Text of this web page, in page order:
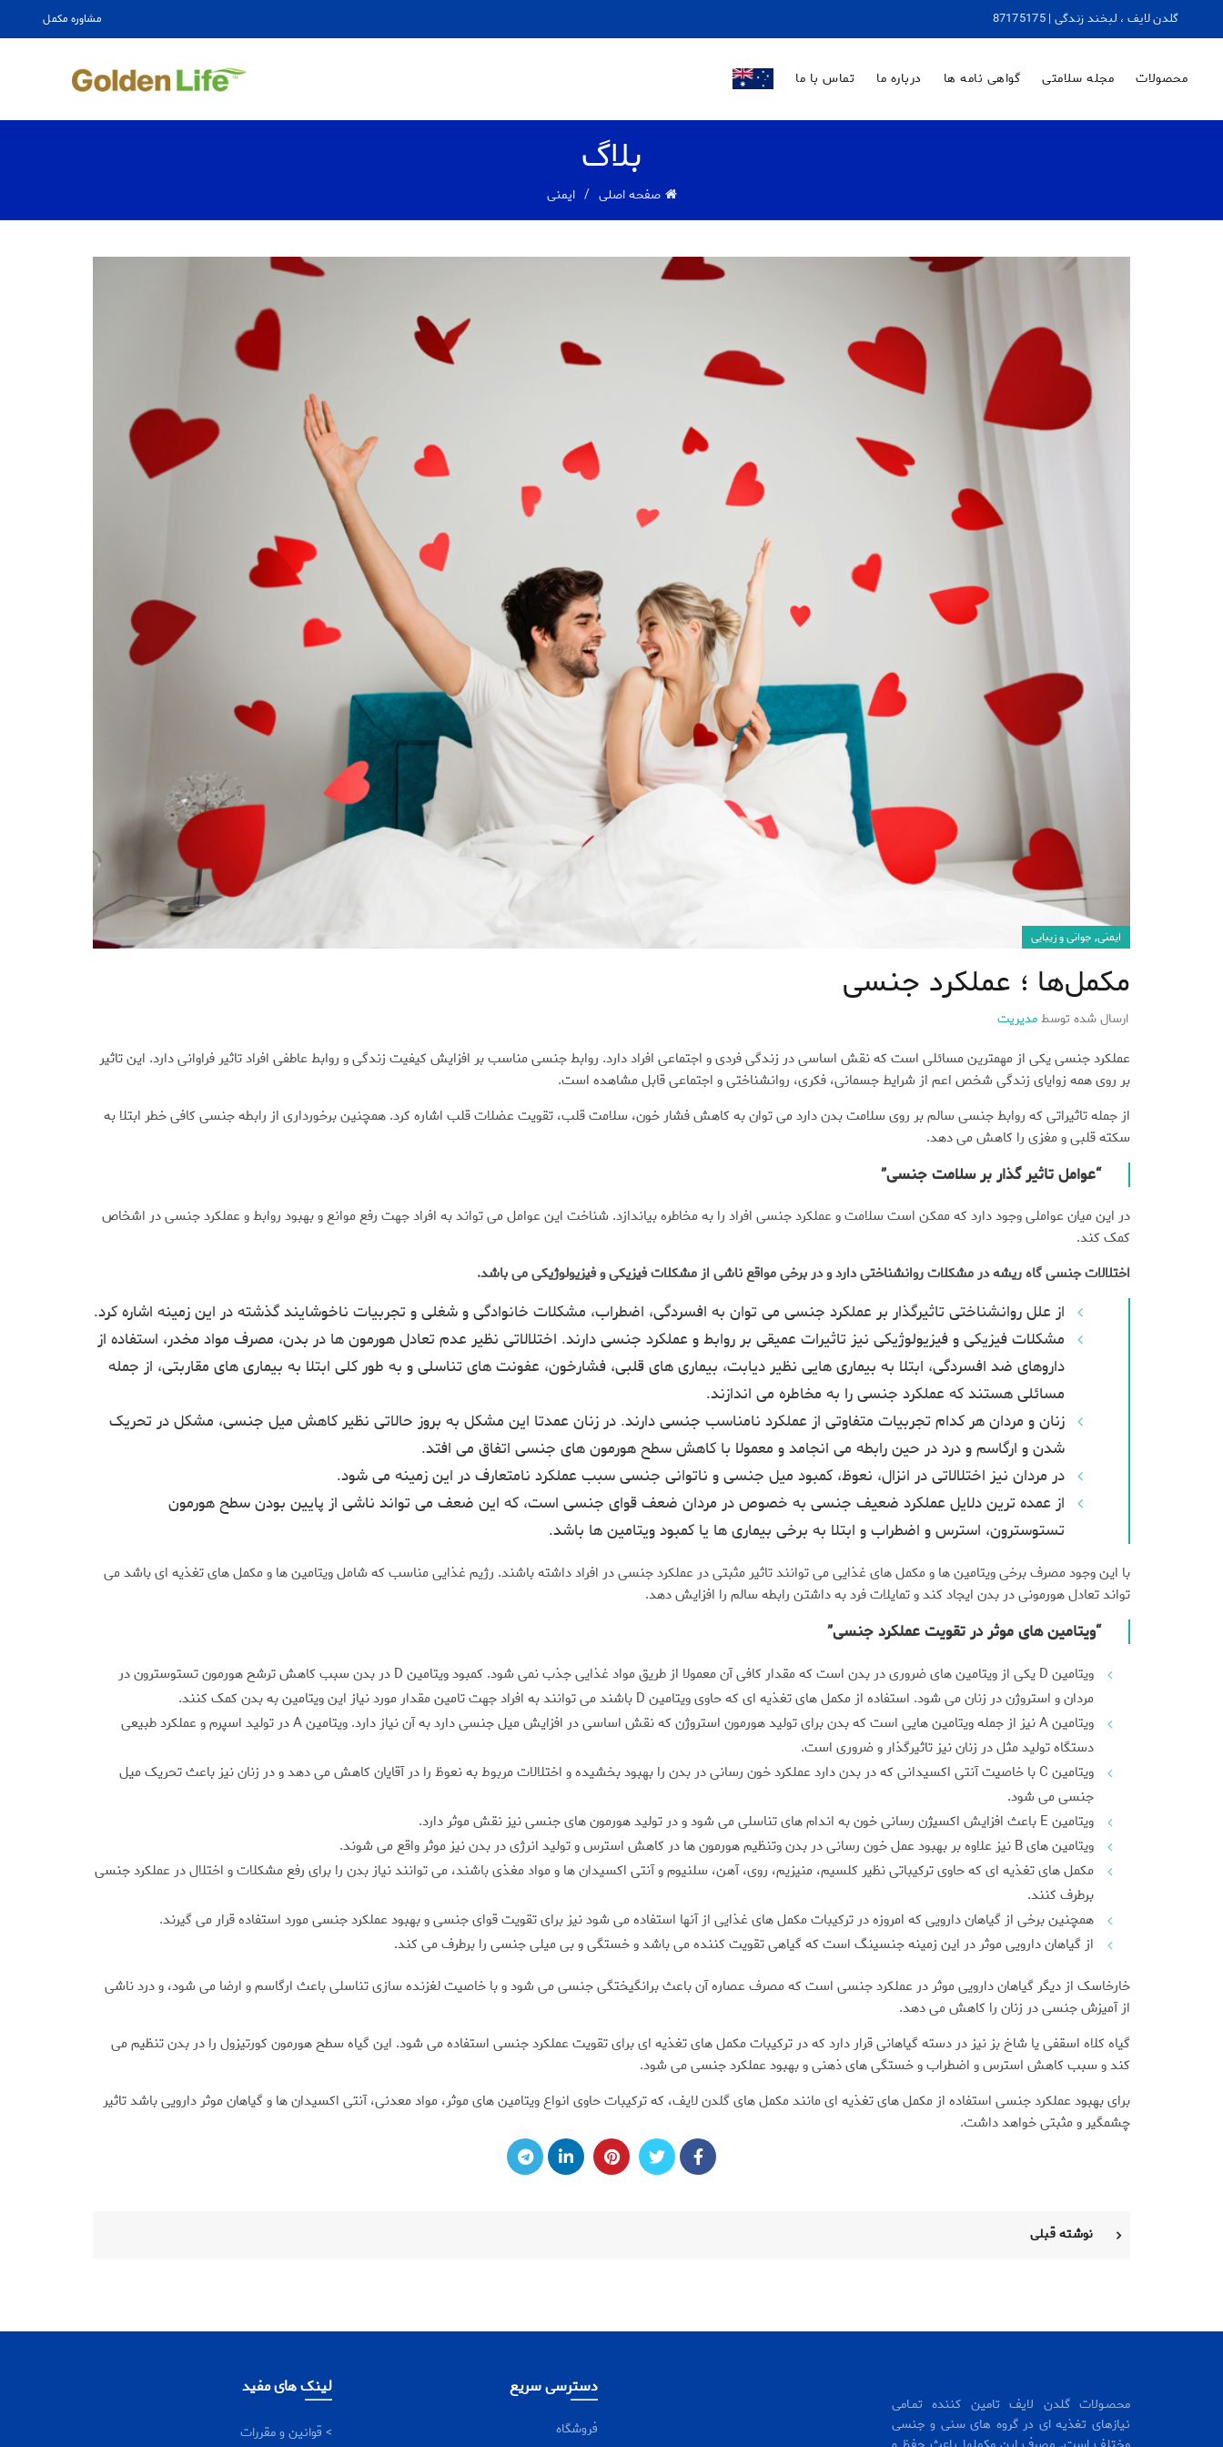
گلدن لایف ، لبخند زندگی | 87175175 مشاوره مکمل
LOGOتماس با ما درباره ما گواهی نامه ها مجله سلامتی محصولات
بلاگ
صفحه اصلی ایمنی
ایمنی, جوانی و زیبایی
مکمل‌ها ؛ عملکرد جنسی
ارسال شده توسطمدیریت
عملکرد جنسی یکی از مهمترین مسائلی است که نقش اساسی در زندگی فردی و اجتماعی افراد دارد. روابط جنسی مناسب بر افزایش کیفیت زندگی و روابط عاطفی افراد تاثیر فراوانی دارد. این تاثیر
بر روی همه زوایای زندگی شخص اعم از شرایط جسمانی، فکری، روانشناختی و اجتماعی قابل مشاهده است.
از جمله تاثیراتی که روابط جنسی سالم بر روی سلامت بدن دارد می توان به کاهش فشار خون، سلامت قلب، تقویت عضلات قلب اشاره کرد. همچنین برخورداری از رابطه جنسی کافی خطر ابتلا به
سکته قلبی و مغزی را کاهش می دهد.
“عوامل تاثیر گذار بر سلامت جنسی”
در این میان عواملی وجود دارد که ممکن است سلامت و عملکرد جنسی افراد را به مخاطره بیاندازد. شناخت این عوامل می تواند به افراد جهت رفع موانع و بهبود روابط و عملکرد جنسی در اشخاص
کمک کند.
اختلالات جنسی گاه ریشه در مشکلات روانشناختی دارد و در برخی مواقع ناشی از مشکلات فیزیکی و فیزیولوژیکی می باشد.
از علل روانشناختی تاثیرگذار بر عملکرد جنسی می توان به افسردگی، اضطراب، مشکلات خانوادگی و شغلی و تجربیات ناخوشایند گذشته در این زمینه اشاره کرد.
مشکلات فیزیکی و فیزیولوژیکی نیز تاثیرات عمیقی بر روابط و عملکرد جنسی دارند. اختلالاتی نظیر عدم تعادل هورمون ها در بدن، مصرف مواد مخدر، استفاده از
داروهای ضد افسردگی، ابتلا به بیماری هایی نظیر دیابت، بیماری های قلبی، فشارخون، عفونت های تناسلی و به طور کلی ابتلا به بیماری های مقاربتی، از جمله
مسائلی هستند که عملکرد جنسی را به مخاطره می اندازند.
زنان و مردان هر کدام تجربیات متفاوتی از عملکرد نامناسب جنسی دارند. در زنان عمدتا این مشکل به بروز حالاتی نظیر کاهش میل جنسی، مشکل در تحریک
شدن و ارگاسم و درد در حین رابطه می انجامد و معمولا با کاهش سطح هورمون های جنسی اتفاق می افتد.
در مردان نیز اختلالاتی در انزال، نعوظ، کمبود میل جنسی و ناتوانی جنسی سبب عملکرد نامتعارف در این زمینه می شود.
از عمده ترین دلایل عملکرد ضعیف جنسی به خصوص در مردان ضعف قوای جنسی است، که این ضعف می تواند ناشی از پایین بودن سطح هورمون
تستوسترون، استرس و اضطراب و ابتلا به برخی بیماری ها یا کمبود ویتامین ها باشد.
با این وجود مصرف برخی ویتامین ها و مکمل های غذایی می توانند تاثیر مثبتی در عملکرد جنسی در افراد داشته باشند. رژیم غذایی مناسب که شامل ویتامین ها و مکمل های تغذیه ای باشد می
تواند تعادل هورمونی در بدن ایجاد کند و تمایلات فرد به داشتن رابطه سالم را افزایش دهد.
“ویتامین های موثر در تقویت عملکرد جنسی”
ویتامین D یکی از ویتامین های ضروری در بدن است که مقدار کافی آن معمولا از طریق مواد غذایی جذب نمی شود. کمبود ویتامین D در بدن سبب کاهش ترشح هورمون تستوسترون در
مردان و استروژن در زنان می شود. استفاده از مکمل های تغذیه ای که حاوی ویتامین D باشند می توانند به افراد جهت تامین مقدار مورد نیاز این ویتامین به بدن کمک کنند.
ویتامین A نیز از جمله ویتامین هایی است که بدن برای تولید هورمون استروژن که نقش اساسی در افزایش میل جنسی دارد به آن نیاز دارد. ویتامین A در تولید اسپرم و عملکرد طبیعی
دستگاه تولید مثل در زنان نیز تاثیرگذار و ضروری است.
ویتامین C با خاصیت آنتی اکسیدانی که در بدن دارد عملکرد خون رسانی در بدن را بهبود بخشیده و اختلالات مربوط به نعوظ را در آقایان کاهش می دهد و در زنان نیز باعث تحریک میل
جنسی می شود.
ویتامین E باعث افزایش اکسیژن رسانی خون به اندام های تناسلی می شود و در تولید هورمون های جنسی نیز نقش موثر دارد.
ویتامین های B نیز علاوه بر بهبود عمل خون رسانی در بدن وتنظیم هورمون ها در کاهش استرس و تولید انرژی در بدن نیز موثر واقع می شوند.
مکمل های تغذیه ای که حاوی ترکیباتی نظیر کلسیم، منیزیم، روی، آهن، سلنیوم و آنتی اکسیدان ها و مواد مغذی باشند، می توانند نیاز بدن را برای رفع مشکلات و اختلال در عملکرد جنسی
برطرف کنند.
همچنین برخی از گیاهان دارویی که امروزه در ترکیبات مکمل های غذایی از آنها استفاده می شود نیز برای تقویت قوای جنسی و بهبود عملکرد جنسی مورد استفاده قرار می گیرند.
از گیاهان دارویی موثر در این زمینه جنسینگ است که گیاهی تقویت کننده می باشد و خستگی و بی میلی جنسی را برطرف می کند.
خارخاسک از دیگر گیاهان دارویی موثر در عملکرد جنسی است که مصرف عصاره آن باعث برانگیختگی جنسی می شود و با خاصیت لغزنده سازی تناسلی باعث ارگاسم و ارضا می شود، و درد ناشی
از آمیزش جنسی در زنان را کاهش می دهد.
گیاه کلاه اسقفی یا شاخ بز نیز در دسته گیاهانی قرار دارد که در ترکیبات مکمل های تغذیه ای برای تقویت عملکرد جنسی استفاده می شود. این گیاه سطح هورمون کورتیزول را در بدن تنظیم می
کند و سبب کاهش استرس و اضطراب و خستگی های ذهنی و بهبود عملکرد جنسی می شود.
برای بهبود عملکرد جنسی استفاده از مکمل های تغذیه ای مانند مکمل های گلدن لایف، که ترکیبات حاوی انواع ویتامین های موثر، مواد معدنی، آنتی اکسیدان ها و گیاهان موثر دارویی باشد تاثیر
چشمگیر و مثبتی خواهد داشت.
نوشته قبلی
محصـولات گلدن لایف تامین کننده تمـامی
نیازهای تغذیه ای در گروه های سنی و جنسی
دسترسی سریع
فروشگاه
لینک های مفید
> قوانین و مقررات